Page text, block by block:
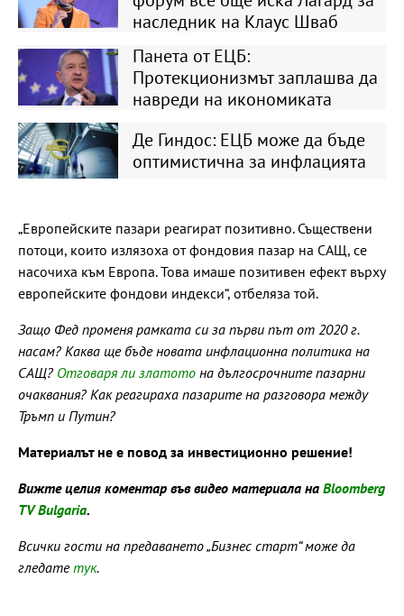
наследник на Клаус Шваб
Панета от ЕЦБ:
Протекционизмът заплашва да
навреди на икономиката
Де Гиндос: ЕЦБ може да бъде
оптимистична за инфлацията
„Европейските пазари реагират позитивно. Съществени
потоци, които излязоха от фондовия пазар на САЩ, се
насочиха към Европа. Това имаше позитивен ефект върху
европейските фондови индекси“, отбеляза той.
Защо Фед променя рамката си за първи път от 2020 г.
насам? Каква ще бъде новата инфлационна политика на
САЩ? Отговаря ли златото на дългосрочните пазарни
очаквания? Как реагираха пазарите на разговора между
Тръмп и Путин?
Материалът не е повод за инвестиционно решение!
Вижте целия коментар във видео материала на Bloomberg
TV Bulgaria.
Всички гости на предаването „Бизнес старт“ може да
гледатетук.